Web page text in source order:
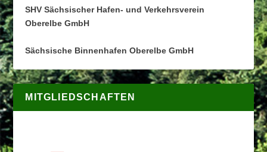
SHV Sächsischer Hafen- und Verkehrsverein
Oberelbe GmbH
Sächsische Binnenhafen Oberelbe GmbH
MITGLIEDSCHAFTEN